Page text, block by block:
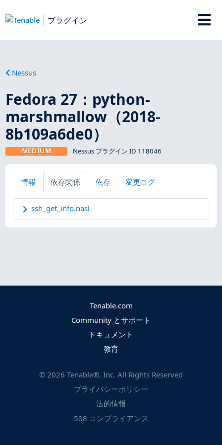
プラグイン
Nessus
Fedora 27：python-
marshmallow（2018-
8b109a6de0）
MEDIUM Nessus プラグイン ID 118046
情報 依存関係 依存 変更ログ
ssh_get_info.nasl
Tenable.com
Community とサポート
ドキュメント
教育
© 2026 Tenable®, Inc. All Rights Reserved
プライバシーポリシー
法的情報
508 コンプライアンス